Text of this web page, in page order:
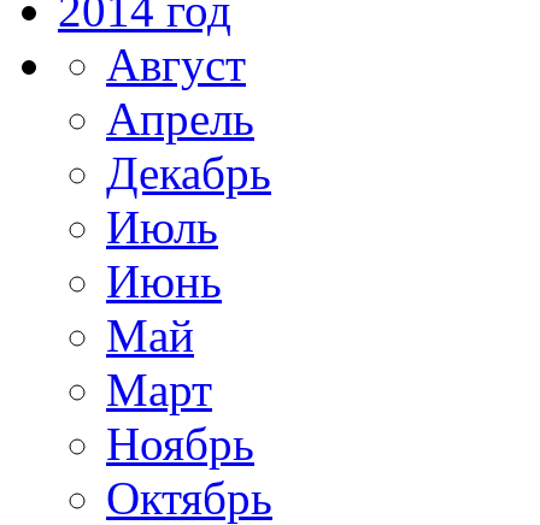
Август
Апрель
Декабрь
Июль
Июнь
Май
Март
Ноябрь
Октябрь